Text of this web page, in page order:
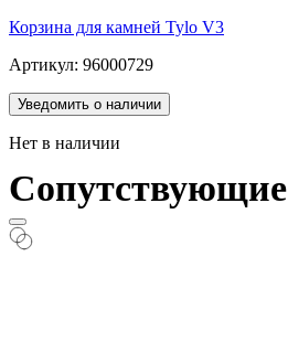
Корзина для камней Tylo V3
Артикул: 96000729
Уведомить о наличии
Нет в наличии
Сопутствующие